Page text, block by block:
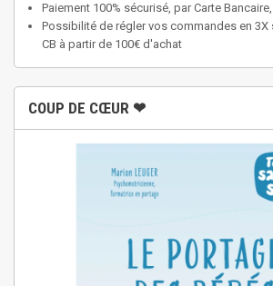
Paiement 100% sécurisé, par Carte
Possibilité de régler vos commandes en 3X
CB à partir de 100€ d'achat
COUP DE CŒUR ❤